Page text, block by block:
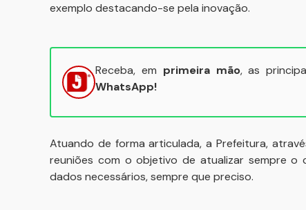
exemplo destacando-se pela inovação.
Receba, em primeira mão, as
WhatsApp!
Atuando de forma articulada, a Prefeitura,
reuniões com o objetivo de atualizar sempre
dados necessários, sempre que preciso.